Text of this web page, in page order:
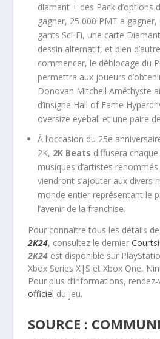
diamant + des Pack d’options
gagner, 25 000 PMT à
gants Sci-Fi, une carte
dessin alternatif, et bien
commencer, le déblocage du
permettra aux joueurs
Donovan Mitchell Améthyste
d’insigne Hall of Fame
oversize eyeball et une paire
À l’occasion du 25e
2K, 2K Beats diffusera
musiques d’artistes
viendront s’ajouter aux divers
monde entier représentant le
l’avenir de la franchise.
Pour connaître tous les détails
2K24, consultez le dernier
2K24 est disponible sur
Xbox Series X|S et Xbox One,
Pour plus d’informations,
officiel du jeu.
SOURCE :